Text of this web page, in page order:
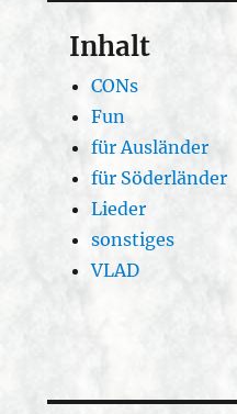
Inhalt
CONs
Fun
für Ausländer
für Söderländer
Lieder
sonstiges
VLAD